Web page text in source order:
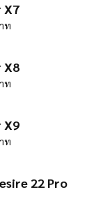
X7
ท
X8
ท
X9
ท
22 Pro